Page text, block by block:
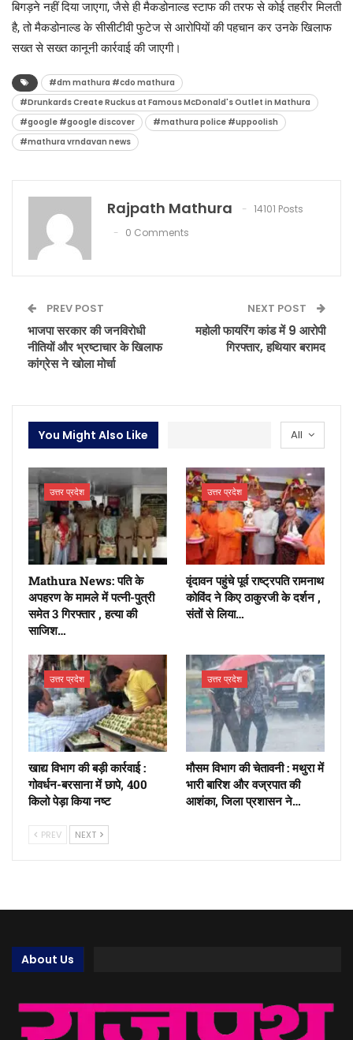
बिगड़ने नहीं दिया जाएगा, जैसे ही मैकडोनाल्ड स्टाफ की तरफ से कोई तहरीर मिलती
है, तो मैकडोनाल्ड के सीसीटीवी फुटेज से आरोपियों की पहचान कर उनके खिलाफ
सख्त से सख्त कानूनी कार्रवाई की जाएगी।
#dm mathura #cdo mathura
#Drunkards Create Ruckus at Famous McDonald's Outlet in Mathura
#google #google discover
#mathura police #uppoolish
#mathura vrndavan news
Rajpath Mathura
14101 Posts
0 Comments
PREV POST
भाजपा सरकार की जनविरोधी
नीतियों और भ्रष्टाचार के खिलाफ
कांग्रेस ने खोला मोर्चा
NEXT POST
महोली फायरिंग कांड में 9 आरोपी
गिरफ्तार, हथियार बरामद
All
You Might Also Like
उत्तर प्रदेश
Mathura News: पति के
अपहरण के मामले में पत्नी-पुत्री
समेत 3 गिरफ्तार , हत्या की
साजिश…
उत्तर प्रदेश
वृंदावन पहुंचे पूर्व राष्ट्रपति रामनाथ
कोविंद ने किए ठाकुरजी के दर्शन ,
संतों से लिया…
उत्तर प्रदेश
खाद्य विभाग की बड़ी कार्रवाई :
गोवर्धन-बरसाना में छापे, 400
किलो पेड़ा किया नष्ट
उत्तर प्रदेश
मौसम विभाग की चेतावनी : मथुरा में
भारी बारिश और वज्रपात की
आशंका, जिला प्रशासन ने…
PREV NEXT
About Us